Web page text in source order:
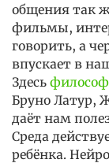
общения так
фильмы,
говорить, а
впускает в
Здесь
Бруно Латур,
даёт нам
Среда
ребёнка.